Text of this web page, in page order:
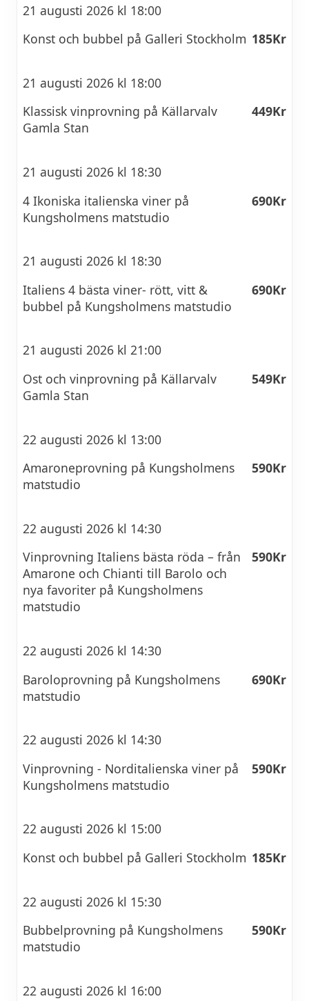
21 augusti 2026 kl 18:00
Konst och bubbel på Galleri Stockholm 185Kr
21 augusti 2026 kl 18:00
Klassisk vinprovning på Källarvalv
Gamla Stan
449Kr
21 augusti 2026 kl 18:30
4 Ikoniska italienska viner på
Kungsholmens matstudio
690Kr
21 augusti 2026 kl 18:30
Italiens 4 bästa viner- rött, vitt &
bubbel på Kungsholmens matstudio
690Kr
21 augusti 2026 kl 21:00
Ost och vinprovning på Källarvalv
Gamla Stan
549Kr
22 augusti 2026 kl 13:00
Amaroneprovning på Kungsholmens
matstudio
590Kr
22 augusti 2026 kl 14:30
Vinprovning Italiens bästa röda – från
Amarone och Chianti till Barolo och
nya favoriter på Kungsholmens
matstudio
590Kr
22 augusti 2026 kl 14:30
Baroloprovning på Kungsholmens
matstudio
690Kr
22 augusti 2026 kl 14:30
Vinprovning - Norditalienska viner på
Kungsholmens matstudio
590Kr
22 augusti 2026 kl 15:00
Konst och bubbel på Galleri Stockholm 185Kr
22 augusti 2026 kl 15:30
Bubbelprovning på Kungsholmens
matstudio
590Kr
22 augusti 2026 kl 16:00